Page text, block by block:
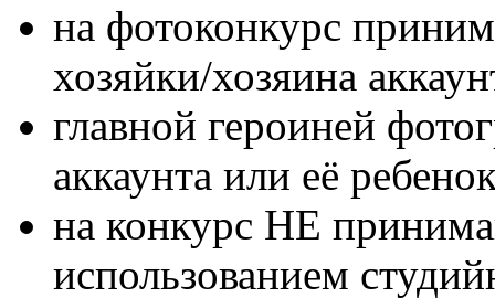
на фотоконкурс
хозяйки/хозяина
главной героиней
аккаунта или её
на конкурс НЕ
использованием